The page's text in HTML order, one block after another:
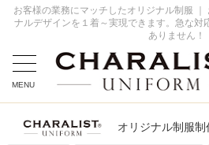
お客様の業務にマッチしたオリジナル制服
ナルデザインを１着～実現できます。急な対
ありません！
全てのデザイン
オーダーの流
MENU
オリジナル制服制